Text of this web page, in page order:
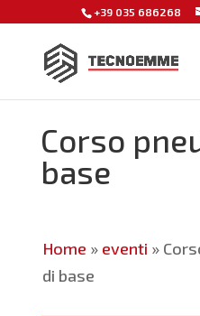
+39 035 686268
Corso
base
Home » eventi »
di base